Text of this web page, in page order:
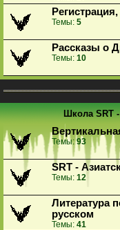
Темы: 5
Рассказы о
Темы: 10
Школа SRT -
Темы:93
SRT -
Темы: 12
Литература
русском
Темы: 41